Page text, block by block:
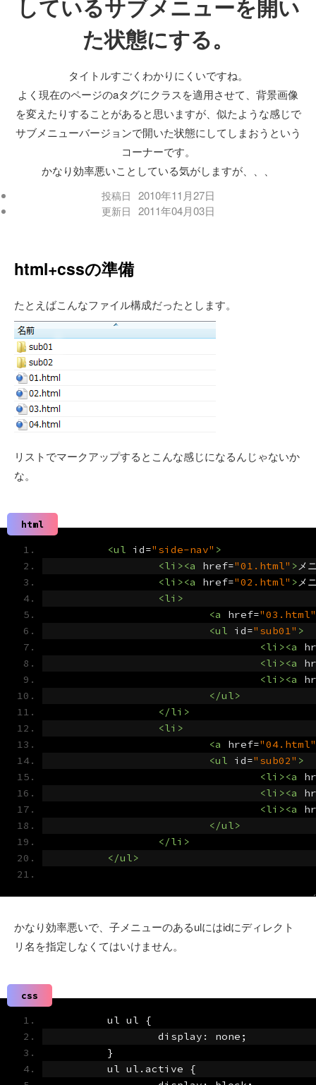
しているサブメニューを開い
た状態にする。
タイトルすごくわかりにくいですね。
よく現在のページのaタグにクラスを適用させて、背景画像
を変えたりすることがあると思いますが、似たような感じで
サブメニューバージョンで開いた状態にしてしまおうという
コーナーです。
かなり効率悪いことしている気がしますが、、、
投稿日 2010年11月27日
更新日 2011年04月03日
html+cssの準備
たとえばこんなファイル構成だったとします。
リストでマークアップするとこんな感じになるんじゃないか
な。
html
<ul id="side-nav" >
<li><a
href="01.html" > メ
<li><a
href="02.html" > メ
<li>
<a
href="03.html"
<ul
id="sub01" >
<li><a
<li><a
<li><a
</ul>
</li>
<li>
<a
href="04.html"
<ul
id="sub02" >
<li><a
<li><a
<li><a
</ul>
</li>
</ul>
かなり効率悪いで、子メニューのあるulにはidにディレクト
リ名を指定しなくてはいけません。
css
	ul ul
{
		display
: none ;
}
	ul ul
. active {